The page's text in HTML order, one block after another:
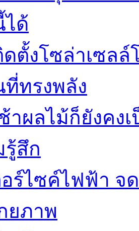
ด้
ตั้งโซล่าเซลล์
ที่ทรงพลัง
าผลไม้ก็ยังคง
รู้สึก
ร์ไซค์ไฟฟ้า จ
ยภาพ